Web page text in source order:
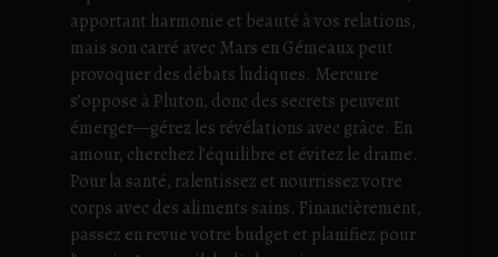
apportant harmonie et beauté à vos relations,
mais son carré avec Mars en Gémeaux peut
provoquer des débats ludiques. Mercure
s’oppose à Pluton, donc des secrets peuvent
émerger—gérez les révélations avec grâce. En
amour, cherchez l’équilibre et évitez le drame.
Pour la santé, ralentissez et nourrissez votre
corps avec des aliments sains. Financièrement,
passez en revue votre budget et planifiez pour